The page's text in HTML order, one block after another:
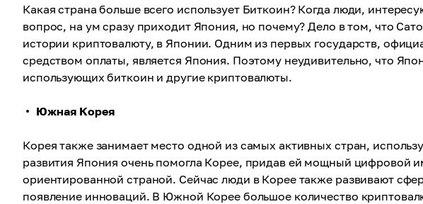
Какая страна больше всего использует Биткоин? Когда люди,
вопрос, на ум сразу приходит Япония, но почему? Дело в том, что
истории криптовалюту, в Японии. Одним из первых государств,
средством оплаты, является Япония. Поэтому неудивительно, что
использующих биткоин и другие криптовалюты.
Южная Корея
Корея также занимает место одной из самых активных стран,
развития Япония очень помогла Корее, придав ей мощный цифровой
ориентированной страной. Сейчас люди в Корее также развивают
появление инноваций. В Южной Корее большое количество